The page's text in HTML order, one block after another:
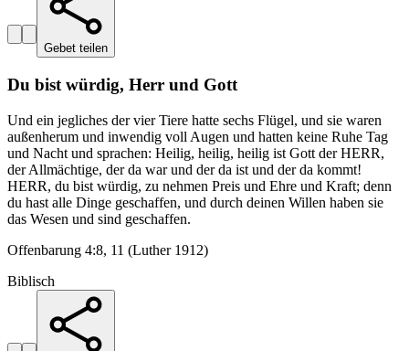
Gebet teilen
Du bist würdig, Herr und Gott
Und ein jegliches der vier Tiere hatte sechs Flügel, und sie waren
außenherum und inwendig voll Augen und hatten keine Ruhe Tag
und Nacht und sprachen: Heilig, heilig, heilig ist Gott der HERR,
der Allmächtige, der da war und der da ist und der da kommt!
HERR, du bist würdig, zu nehmen Preis und Ehre und Kraft; denn
du hast alle Dinge geschaffen, und durch deinen Willen haben sie
das Wesen und sind geschaffen.
Offenbarung 4:8, 11 (Luther 1912)
Biblisch